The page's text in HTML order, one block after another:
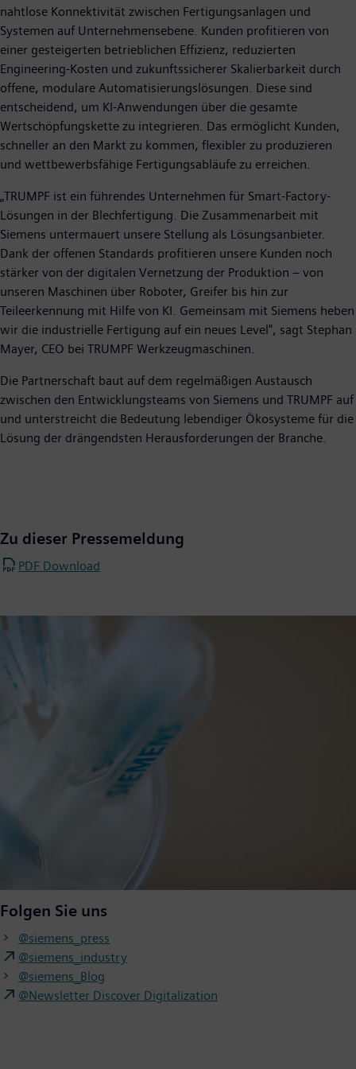
nahtlose Konnektivität zwischen Fertigungsanlagen und
Systemen auf Unternehmensebene. Kunden profitieren von
einer gesteigerten betrieblichen Effizienz, reduzierten
Engineering-Kosten und zukunftssicherer Skalierbarkeit durch
offene, modulare Automatisierungslösungen. Diese sind
entscheidend, um KI-Anwendungen über die gesamte
Wertschöpfungskette zu integrieren. Das ermöglicht Kunden,
schneller an den Markt zu kommen, flexibler zu produzieren
und wettbewerbsfähige Fertigungsabläufe zu erreichen.
„TRUMPF ist ein führendes Unternehmen für Smart-Factory-
Lösungen in der Blechfertigung. Die Zusammenarbeit mit
Siemens untermauert unsere Stellung als Lösungsanbieter.
Dank der offenen Standards profitieren unsere Kunden noch
stärker von der digitalen Vernetzung der Produktion – von
unseren Maschinen über Roboter, Greifer bis hin zur
Teileerkennung mit Hilfe von KI. Gemeinsam mit Siemens heben
wir die industrielle Fertigung auf ein neues Level", sagt Stephan
Mayer, CEO bei TRUMPF Werkzeugmaschinen.
Die Partnerschaft baut auf dem regelmäßigen Austausch
zwischen den Entwicklungsteams von Siemens und TRUMPF auf
und unterstreicht die Bedeutung lebendiger Ökosysteme für die
Lösung der drängendsten Herausforderungen der Branche.
Zu dieser Pressemeldung
PDF Download
Folgen Sie uns
@siemens_press
@siemens_industry
@siemens_Blog
@Newsletter Discover Digitalization